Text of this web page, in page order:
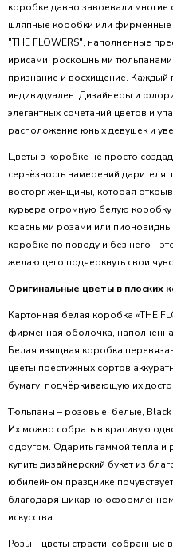
коробке давно завоевали многие
шляпные коробки или фирменные
"THE FLOWERS", наполненные
ирисами, роскошными
признание и восхищение. Каждый
индивидуален. Дизайнеры и
элегантных сочетаний цветов и
расположение юных девушек и
Цветы в коробке не просто
серьёзность намерений дарителя,
восторг женщины, которая
курьера огромную белую коробку
красными розами или
коробке по поводу и без него –
желающего подчеркнуть свои
Оригинальные цветы в плоских
Картонная белая коробка «THE
фирменная оболочка,
Белая изящная коробка
цветы престижных сортов
бумагу, подчёркивающую их
Тюльпаны – розовые, белые, Black
Их можно собрать в красивую
с другом. Одарить гаммой тепла и
купить дизайнерский букет из
юбилейном празднике
благодаря шикарно
искусства.
Розы – цветы страсти, собранные